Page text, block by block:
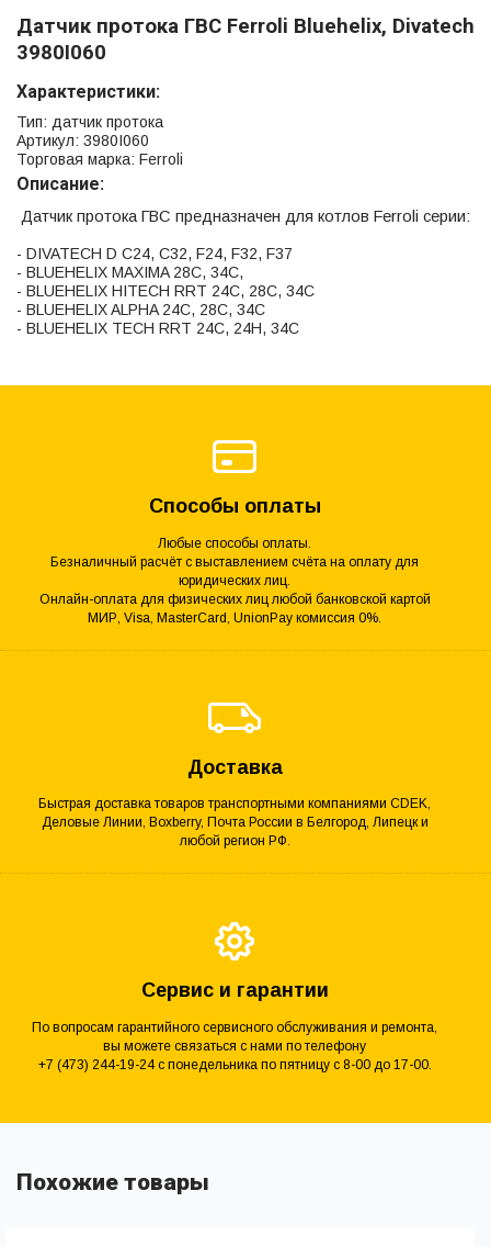
Датчик протока ГВС Ferroli Bluehelix, Divatech
3980I060
Характеристики:
Тип: датчик протока
Артикул: 3980I060
Торговая марка: Ferroli
Описание:
Датчик протока ГВС предназначен для котлов Ferroli серии:
- DIVATECH D C24, C32, F24, F32, F37
- BLUEHELIX MAXIMA 28C, 34C,
- BLUEHELIX HITECH RRT 24C, 28C, 34C
- BLUEHELIX ALPHA 24C, 28C, 34C
- BLUEHELIX TECH RRT 24C, 24H, 34C
Способы оплаты
Любые способы оплаты.
Безналичный расчёт с выставлением счёта на оплату для
юридических лиц.
Онлайн-оплата для физических лиц любой банковской картой
МИР, Visa, MasterCard, UnionPay комиссия 0%.
Доставка
Быстрая доставка товаров транспортными компаниями CDEK,
Деловые Линии, Boxberry, Почта России в Белгород, Липецк и
любой регион РФ.
Сервис и гарантии
По вопросам гарантийного сервисного обслуживания и ремонта,
вы можете связаться с нами по телефону
+7 (473) 244-19-24 с понедельника по пятницу с 8-00 до 17-00.
Похожие товары